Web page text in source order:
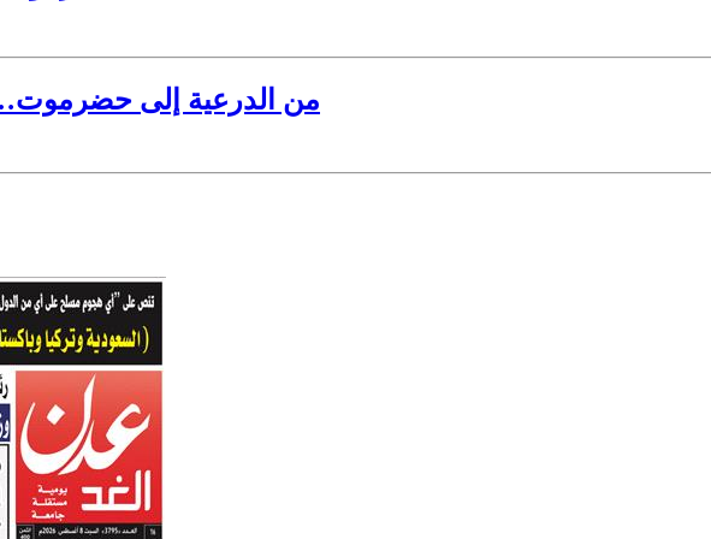
من الدرعية إلى